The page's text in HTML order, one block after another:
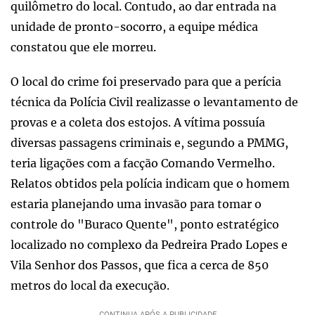
quilômetro do local. Contudo, ao dar entrada na
unidade de pronto-socorro, a equipe médica
constatou que ele morreu.
O local do crime foi preservado para que a perícia
técnica da Polícia Civil realizasse o levantamento de
provas e a coleta dos estojos. A vítima possuía
diversas passagens criminais e, segundo a PMMG,
teria ligações com a facção Comando Vermelho.
Relatos obtidos pela polícia indicam que o homem
estaria planejando uma invasão para tomar o
controle do "Buraco Quente", ponto estratégico
localizado no complexo da Pedreira Prado Lopes e
Vila Senhor dos Passos, que fica a cerca de 850
metros do local da execução.